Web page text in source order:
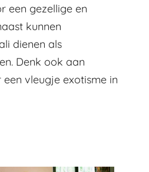
een gezellige en
kunnen
dienen als
Denk ook aan
vleugje exotisme in